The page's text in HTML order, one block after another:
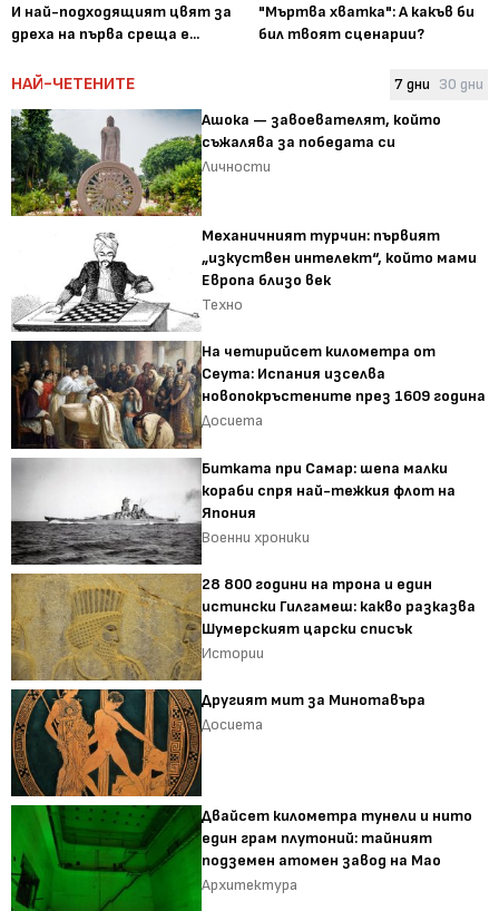
И най-подходящият цвят за
дреха на първа среща е...
"Мъртва хватка": А какъв би
бил твоят сценарии?
НАЙ-ЧЕТЕНИТЕ 7 дни 30 дни
Ашока — завоевателят, който
съжалява за победата си
Личности
Механичният турчин: първият
„изкуствен интелект“, който мами
Европа близо век
Техно
На четирийсет километра от
Сеута: Испания изселва
новопокръстените през 1609 година
Досиета
Битката при Самар: шепа малки
кораби спря най-тежкия флот на
Япония
Военни хроники
28 800 години на трона и един
истински Гилгамеш: какво разказва
Шумерският царски списък
Истории
Другият мит за Минотавъра
Досиета
Двайсет километра тунели и нито
един грам плутоний: тайният
подземен атомен завод на Мао
Архитектура